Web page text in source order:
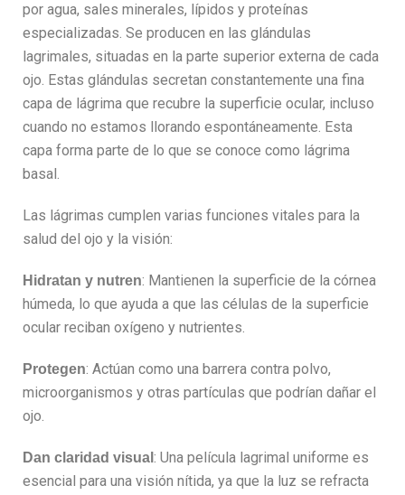
por agua, sales minerales, lípidos y proteínas
especializadas. Se producen en las glándulas
lagrimales, situadas en la parte superior externa de cada
ojo. Estas glándulas secretan constantemente una fina
capa de lágrima que recubre la superficie ocular, incluso
cuando no estamos llorando espontáneamente. Esta
capa forma parte de lo que se conoce como lágrima
basal.
Las lágrimas cumplen varias funciones vitales para la
salud del ojo y la visión:
Hidratan y nutren: Mantienen la superficie de la córnea
húmeda, lo que ayuda a que las células de la superficie
ocular reciban oxígeno y nutrientes.
Protegen: Actúan como una barrera contra polvo,
microorganismos y otras partículas que podrían dañar el
ojo.
Dan claridad visual : Una película lagrimal uniforme es
esencial para una visión nítida, ya que la luz se refracta